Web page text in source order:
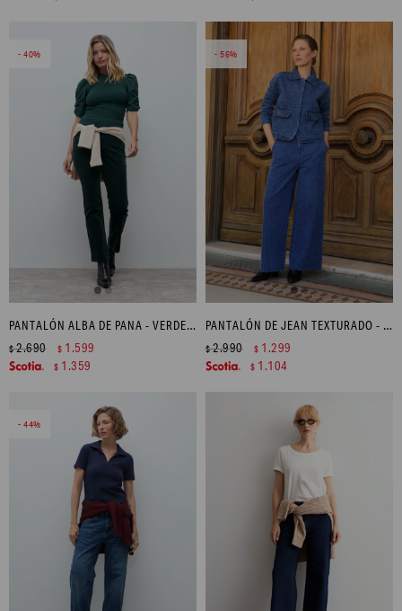
40
PANTALÓN ALBA DE PANA - VERDE INGLES
$2.690 $ 1.599
$ 1.359
56
PANTALÓN DE JEAN TEXTURADO - JEAN MEDIO
$2.990 $ 1.299
$ 1.104
44